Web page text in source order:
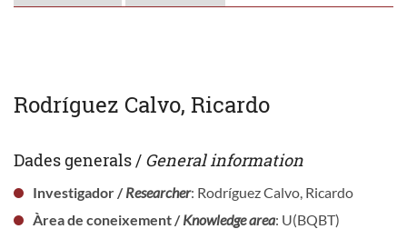
Rodríguez Calvo, Ricardo
Dades generals / General information
Investigador /Researcher: Rodríguez Calvo, Ricardo
Àrea de coneixement /Knowledge area: U(BQBT)